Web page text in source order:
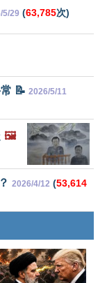
5/29 (63,785次)
📝 2026/5/11
🖼️
2026/4/12 (53,614